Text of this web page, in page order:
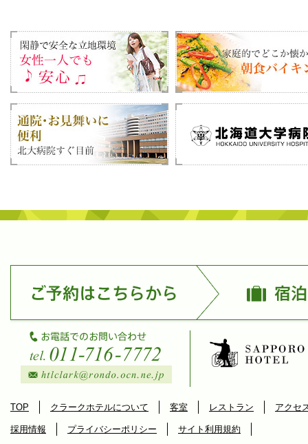
TOP クラークホテルについて 客室 レストラン アクセ
採用情報 プライバシーポリシー サイト利用規約